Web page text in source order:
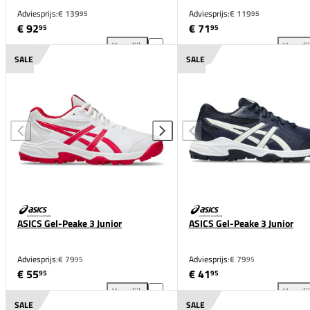
Adviesprijs:€ 13995
€ 9295
Vergelijk
ASICS Field Ultimate FF 2 Dames toevoegen aan
Adviesprijs:€ 11995
€ 7195
SALE
ASICS Gel-Peake 3 Junior
Adviesprijs:€ 7995
€ 5595
Vergelijk
ASICS Gel-Peake 3 Junior toevoegen aan
SALE
ASICS Gel-Peake 3 Junior
Adviesprijs:€ 7995
€ 4195
SALE SALE